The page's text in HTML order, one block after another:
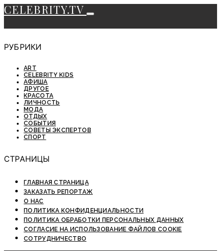
CELEBRITY.TV
РУБРИКИ
ART
CELEBRITY KIDS
АФИША
ДРУГОЕ
КРАСОТА
ЛИЧНОСТЬ
МОДА
ОТДЫХ
СОБЫТИЯ
СОВЕТЫ ЭКСПЕРТОВ
СПОРТ
СТРАНИЦЫ
ГЛАВНАЯ СТРАНИЦА
ЗАКАЗАТЬ РЕПОРТАЖ
О НАС
ПОЛИТИКА КОНФИДЕНЦИАЛЬНОСТИ
ПОЛИТИКА ОБРАБОТКИ ПЕРСОНАЛЬНЫХ ДАННЫХ
СОГЛАСИЕ НА ИСПОЛЬЗОВАНИЕ ФАЙЛОВ COOKIE
СОТРУДНИЧЕСТВО